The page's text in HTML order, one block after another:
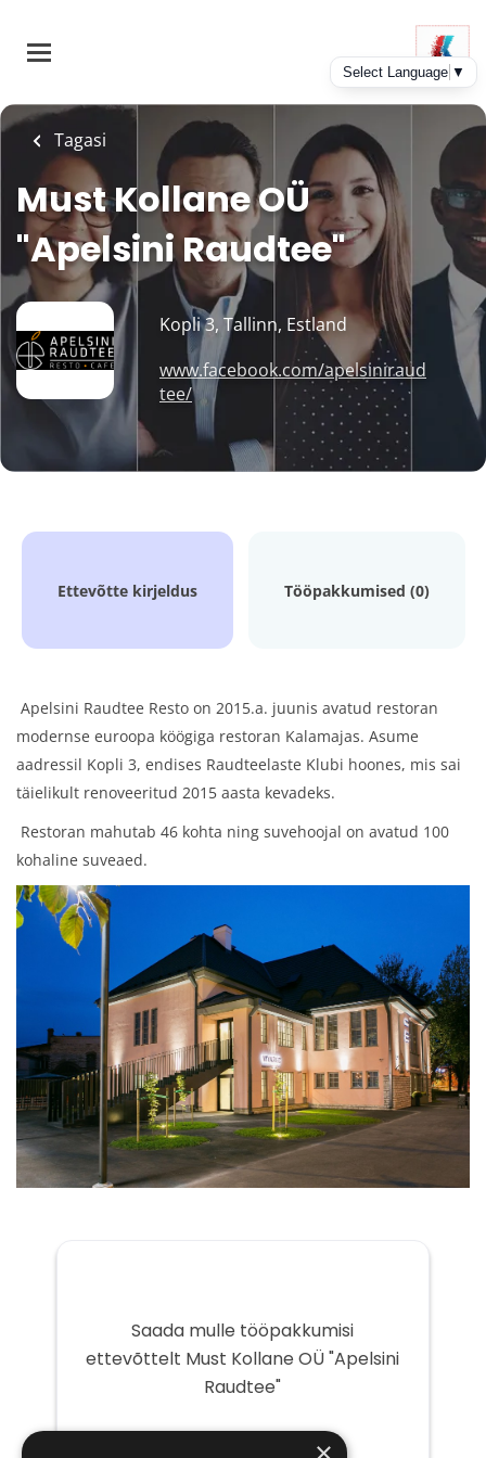
main
Tagasi
Must Kollane OÜ
"Apelsini Raudtee"
Kopli 3, Tallinn, Estland
www.facebook.com/apelsiniraud
tee/
Ettevõtte kirjeldus Tööpakkumised (0)
Apelsini Raudtee Resto on 2015.a. juunis avatud restoran
modernse euroopa köögiga restoran Kalamajas. Asume
aadressil Kopli 3, endises Raudteelaste Klubi hoones, mis sai
täielikult renoveeritud 2015 aasta kevadeks.
Restoran mahutab 46 kohta ning suvehoojal on avatud 100
kohaline suveaed.
Saada mulle tööpakkumisi
ettevõttelt Must Kollane OÜ "Apelsini
Raudtee"